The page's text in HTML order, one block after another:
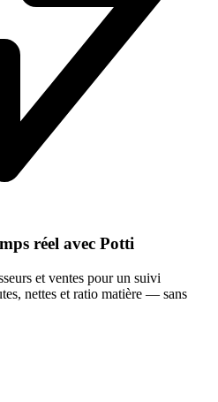
réel avec Potti
et ventes pour un suivi
nettes et ratio matière — sans